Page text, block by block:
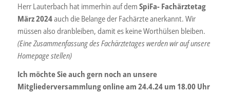
Herr Lauterbach hat immerhin auf dem SpiFa- Fachärztetag
März 2024auch die Belange der Fachärzte anerkannt. Wir
müssen also dranbleiben, damit es keine Worthülsen bleiben.
(Eine Zusammenfassung des Fachärztetages werden wir auf unsere
Homepage stellen)
Ich möchte Sie auch gern noch an unsere
Mitgliederversammlung online am 24.4.24 um 18.00 Uhr